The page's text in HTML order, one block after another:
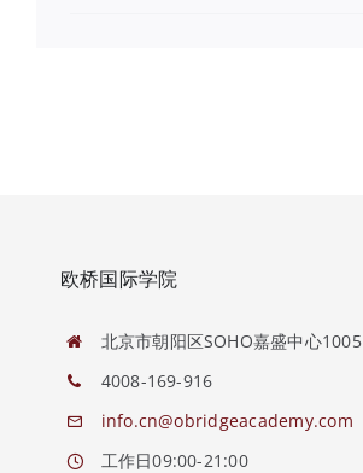
欧桥国际学院
北京市朝阳区SOHO嘉盛中心1005
4008-169-916
info.cn@obridgeacademy.com
工作日09:00-21:00